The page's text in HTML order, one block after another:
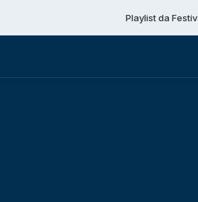
Playlist da Festival das